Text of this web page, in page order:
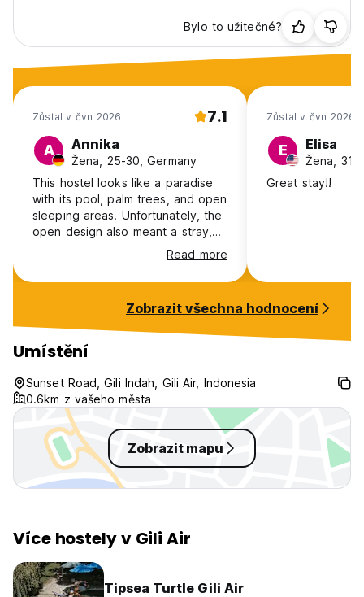
Bylo to užitečné?
Zůstal v čvn 2026 7.1
A Annika
Žena, 25-30, Germany
This hostel looks like a paradise
with its pool, palm trees, and open
sleeping areas. Unfortunately, the
open design also meant a stray,
dirty cat got into our bed on both
nights, was very intrusive, and
even peed on it. We ended up
very helpful on the first night, and
on the second night there was no
one available. A real shame, as
the place itself is beautiful.
Read more
Zůstal v čvn 2026
E Elisa
Žena, 31-
Great stay!!
Zobrazit všechna hodnocení
Umístění
Sunset Road, Gili Indah, Gili Air, Indonesia
0.6km z vašeho města
Zobrazit mapu
Více hostely v Gili Air
Tipsea Turtle Gili Air